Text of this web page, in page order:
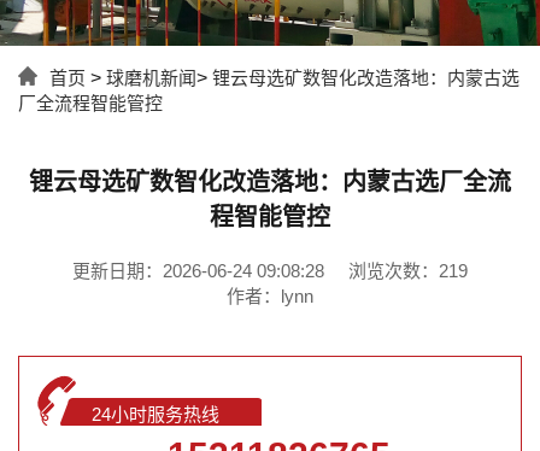
首页 > 球磨机新闻> 锂云母选矿数智化改造落地：内蒙古选
厂全流程智能管控
锂云母选矿数智化改造落地：内蒙古选厂全流
程智能管控
更新日期：2026-06-24 09:08:28
浏览次数：219
作者：lynn
24小时服务热线